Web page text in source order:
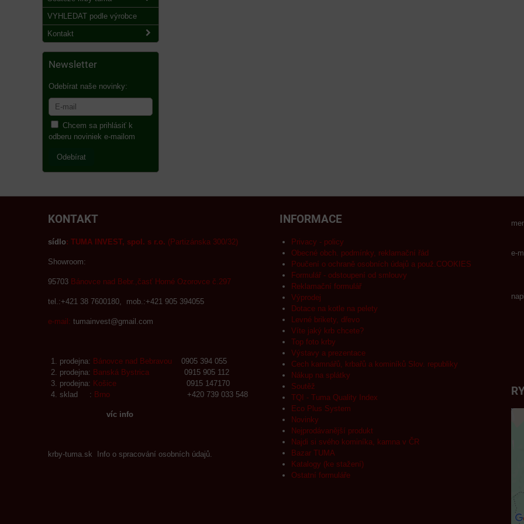
VYHLEDAT podle výrobce
Kontakt
Newsletter
Odebírat naše novinky:
Chcem sa prihlásiť k
odberu noviniek e-mailom
Odebírat
KONTAKT
sídlo: TUMA INVEST, spol. s r.o. (Partizánska 300/32)
Showroom:
95703 Bánovce nad Bebr.,časť Horné Ozorovce č.297
tel.:+421 38 7600180, mob.:+421 905 394055
e-mail: tumainvest@gmail.com
prodejna: Bánovce nad Bebravou
0905 394 055
prodejna: Banská Bystrica
0915 905 112
prodejna: Košice
0915 147170
sklad : Brno +420 739 033 548
víc info
krby-tuma.sk Info o spracování osobních údajů.
INFORMACE
Privacy - policy
Obecné obch. podmínky, reklamační řád
Poučení o ochraně osobních údajů a použ.COOKIES
Formulář - odstoupení od smlouvy
Reklamační formulář
Výprodej
Dotace na kotle na pelety
Levné brikety, dřevo
Víte jaký krb chcete?
Top foto krby
Výstavy a prezentace
Cech kamnářů, krbařů a kominíků Slov. republiky
Nákup na splátky
Soutěž
TQI - Tuma Quality Index
Eco Plus System
Novinky
Nejprodávanější produkt
Najdi si svého kominíka, kamna v ČR
Bazar TUMA
Katalogy (ke stažení)
Ostatní formuláře
e-